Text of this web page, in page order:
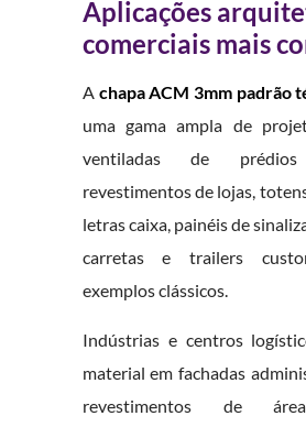
Aplicações
comerciais mais
A chapa ACM 3mm padrão
uma gama ampla de
ventiladas de prédios
revestimentos de lojas,
letras caixa, painéis de
carretas e trailers
exemplos clássicos.
Indústrias e centros
material em fachadas
revestimentos de